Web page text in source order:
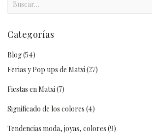
Categorías
Blog(54)
Ferias y Pop ups de Matxi(27)
Fiestas en Matxi(7)
Significado de los colores (4)
Tendencias moda, joyas, colores (9)